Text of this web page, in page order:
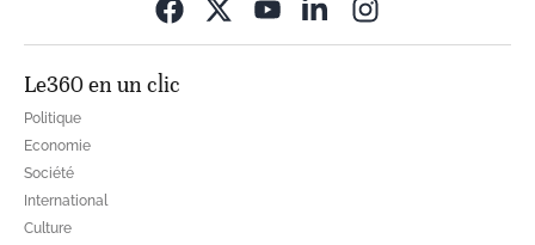
Le360 en un clic
Politique
Economie
Société
International
Culture